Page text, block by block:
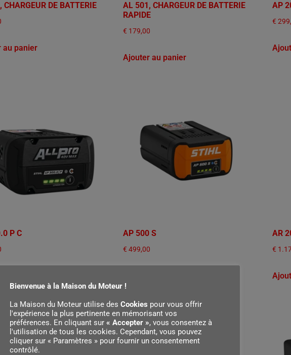
DE BATTERIE
au panier
AL 501, CHARGEUR DE BATTERIE
RAPIDE
€ 179,00
Ajouter au panier
AP
€
P C AP 500 S
€ 499,00
AR
€
Bienvenue à la Maison du Moteur !
La Maison du Moteur utilise des Cookies pour vous offrir
l'expérience la plus pertinente en mémorisant vos
préférences. En cliquant sur « Accepter », vous consentez à
l'utilisation de tous les cookies. Cependant, vous pouvez
cliquer sur « Paramètres » pour fournir un consentement
contrôlé.